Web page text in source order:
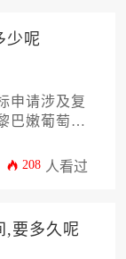
少呢
申请涉及复
巴嫩葡萄酒
企业主精准
208 人看过
,要多久呢